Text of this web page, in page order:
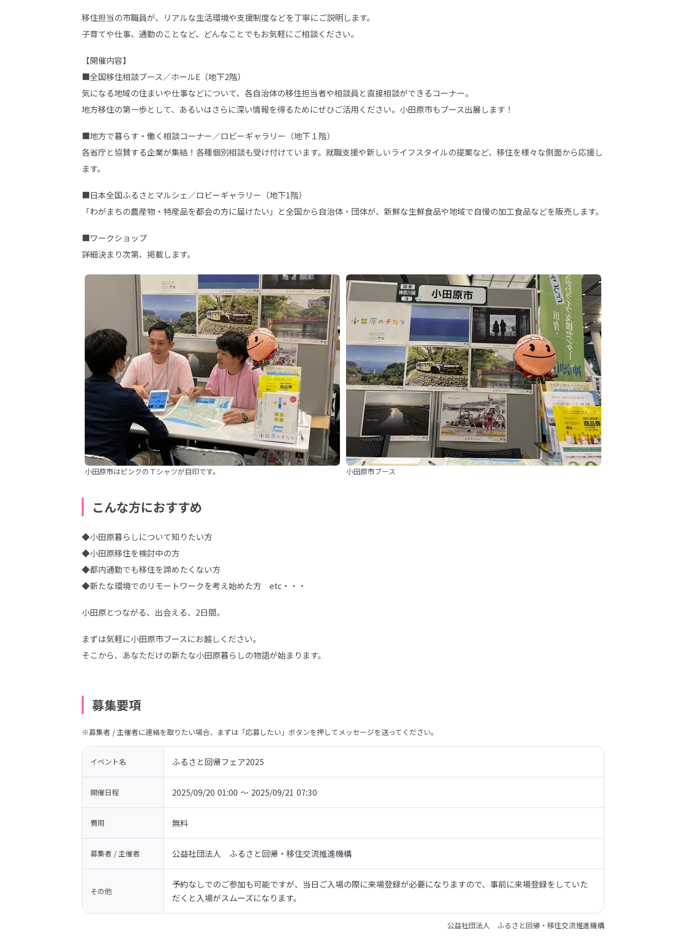
移住担当の市職員が、リアルな生活環境や支援制度などを丁寧にご説明します。
子育てや仕事、通勤のことなど、どんなことでもお気軽にご相談ください。
【開催内容】
■全国移住相談ブース／ホールE（地下2階）
気になる地域の住まいや仕事などについて、各自治体の移住担当者や相談員と直接相談ができるコーナー。
地方移住の第一歩として、あるいはさらに深い情報を得るためにぜひご活用ください。小田原市もブース出展します！
■地方で暮らす・働く相談コーナー／ロビーギャラリー（地下１階）
各省庁と協賛する企業が集結！各種個別相談も受け付けています。就職支援や新しいライフスタイルの提案など、移住を様々な側面から応援し
ます。
■日本全国ふるさとマルシェ／ロビーギャラリー（地下1階）
「わがまちの農産物・特産品を都会の方に届けたい」と全国から自治体・団体が、新鮮な生鮮食品や地域で自慢の加工食品などを販売します。
■ワークショップ
詳細決まり次第、掲載します。
小田原市はピンクのＴシャツが目印です。 小田原市ブース
こんな方におすすめ
◆小田原暮らしについて知りたい方
◆小田原移住を検討中の方
◆都内通勤でも移住を諦めたくない方
◆新たな環境でのリモートワークを考え始めた方　etc・・・
小田原とつながる、出会える、2日間。
まずは気軽に小田原市ブースにお越しください。
そこから、あなただけの新たな小田原暮らしの物語が始まります。
募集要項
※募集者 / 主催者に連絡を取りたい場合、まずは「応募したい」ボタンを押してメッセージを送ってください。
イベント名 ふるさと回帰フェア2025
開催日程 2025/09/20 01:00 〜 2025/09/21 07:30
費用 無料
募集者 / 主催者 公益社団法人　ふるさと回帰・移住交流推進機構
その他
予約なしでのご参加も可能ですが、当日ご入場の際に来場登録が必要になりますので、事前に来場登録をしていた
だくと入場がスムーズになります。
公益社団法人 ふるさと回帰・移住交流推進機構